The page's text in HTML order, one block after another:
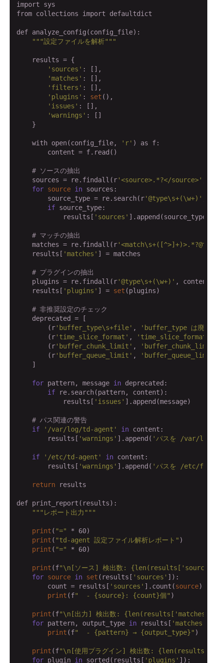
import sys
from collections import defaultdict
def analyze_config(config_file):
"" "設定ファイルを解析" ""
    results = {
'sources' : [],
'matches' : [],
'filters' : [],
'plugins' : set (),
'issues' : [],
'warnings' : []
    }
    with open(config_file,
'r' ) as f:
        content = f.read()
# ソースの抽出
    sources = re.findall(r
'<source>.*?</source>'
for source in sources:
        source_type = re.search(r
'@type\s+(\w+)'
if source_type:
            results[
'sources'
# マッチの抽出
    matches = re.findall(r
    results[
'matches' ] = matches
# プラグインの抽出
    plugins = re.findall(r
'@type\s+(\w+)' , content)
    results[
'plugins' ] = set (plugins)
# 非推奨設定のチェック
    deprecated = [
        (r
'buffer_type\s+file' ,
'buffer_type は廃止
        (r
'time_slice_format' ,
'time_slice_format は
        (r
'buffer_chunk_limit' ,
'buffer_chunk_limit
        (r
'buffer_queue_limit' ,
'buffer_queue_limit
    ]
for pattern, message in deprecated:
if re.search(pattern, content):
            results[
'issues' ].append(message)
# パス関連の警告
if
'/var/log/td-agent' in content:
        results[
'warnings' ].append( 'パスを /var/log/
if '/etc/td-agent' in content:
        results[
'warnings' ].append( 'パスを /etc/
return results
def print_report(results):
"" "レポート出力" ""
print ( "=" * 60)
print ( "td-agent 設定ファイル解析レポート" )
print ( "=" * 60)
print (f"\n[ソース] 検出数:
for source in set (results[ 'sources' ]):
        count = results[
'sources' ].count(source)
print (f"  - {source}: {count}個" )
print (f"\n[出力] 検出数:
for pattern, output_type in results[ 'matches'
print (f"  - {pattern} → {output_type}" )
print (f"\n[使用プラグイン] 検出数:
for plugin in sorted(results[ 'plugins' ]):